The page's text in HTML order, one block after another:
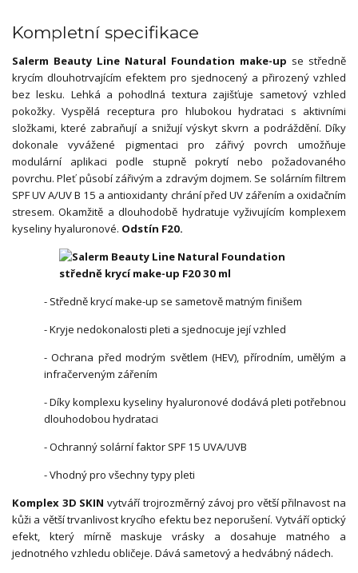
Kompletní specifikace
Salerm Beauty Line Natural Foundation make-up se středně
krycím dlouhotrvajícím efektem pro sjednocený a přirozený vzhled
bez lesku. Lehká a pohodlná textura zajišťuje sametový vzhled
pokožky. Vyspělá receptura pro hlubokou hydrataci s aktivními
složkami, které zabraňují a snižují výskyt skvrn a podráždění. Díky
dokonale vyvážené pigmentaci pro zářivý povrch umožňuje
modulární aplikaci podle stupně pokrytí nebo požadovaného
povrchu. Pleť působí zářivým a zdravým dojmem. Se solárním filtrem
SPF UV A/UV B 15 a antioxidanty chrání před UV zářením a oxidačním
stresem. Okamžitě a dlouhodobě hydratuje vyživujícím komplexem
kyseliny hyaluronové. Odstín F20.
- Středně krycí make-up se sametově matným finišem
- Kryje nedokonalosti pleti a sjednocuje její vzhled
- Ochrana před modrým světlem (HEV), přírodním, umělým a
infračerveným zářením
- Díky komplexu kyseliny hyaluronové dodává pleti potřebnou
dlouhodobou hydrataci
- Ochranný solární faktor SPF 15 UVA/UVB
- Vhodný pro všechny typy pleti
Komplex 3D SKIN vytváří trojrozměrný závoj pro větší přilnavost na
kůži a větší trvanlivost krycího efektu bez neporušení. Vytváří optický
efekt, který mírně maskuje vrásky a dosahuje matného a
jednotného vzhledu obličeje. Dává sametový a hedvábný nádech.